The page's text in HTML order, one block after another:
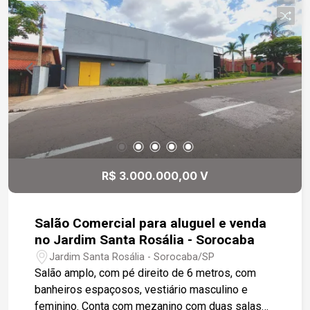
acabamento é em porcelanato, garantindo
sofisticação, durabilidade e fácil manutenção. A
localização privilegiada, aliada à estrutura
completa, faz deste salão uma oportunidade
imperdível para quem busca visibilidade,
conforto e funcionalidade em um só lugar.
Agende sua visita e venha conhecer o espaço
ideal para o seu empreendimento!
R$ 3.000.000,00 V
Salão Comercial para aluguel e venda
no Jardim Santa Rosália - Sorocaba
Jardim Santa Rosália - Sorocaba/SP
Salão amplo, com pé direito de 6 metros, com
banheiros espaçosos, vestiário masculino e
feminino. Conta com mezanino com duas salas